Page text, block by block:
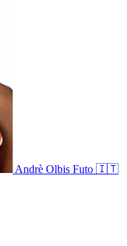
Andrè Olbis Futo 🇮🇹